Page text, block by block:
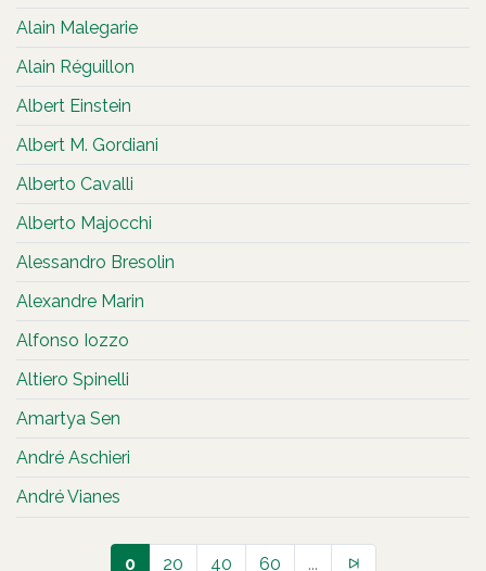
Alain Malegarie
Alain Réguillon
Albert Einstein
Albert M. Gordiani
Alberto Cavalli
Alberto Majocchi
Alessandro Bresolin
Alexandre Marin
Alfonso Iozzo
Altiero Spinelli
Amartya Sen
André Aschieri
André Vianes
0 20 40 60 ...